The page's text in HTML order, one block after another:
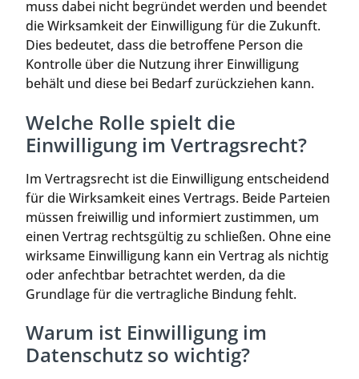
muss dabei nicht begründet werden und beendet
die Wirksamkeit der Einwilligung für die Zukunft.
Dies bedeutet, dass die betroffene Person die
Kontrolle über die Nutzung ihrer Einwilligung
behält und diese bei Bedarf zurückziehen kann.
Welche Rolle spielt die
Einwilligung im Vertragsrecht?
Im Vertragsrecht ist die Einwilligung entscheidend
für die Wirksamkeit eines Vertrags. Beide Parteien
müssen freiwillig und informiert zustimmen, um
einen Vertrag rechtsgültig zu schließen. Ohne eine
wirksame Einwilligung kann ein Vertrag als nichtig
oder anfechtbar betrachtet werden, da die
Grundlage für die vertragliche Bindung fehlt.
Warum ist Einwilligung im
Datenschutz so wichtig?